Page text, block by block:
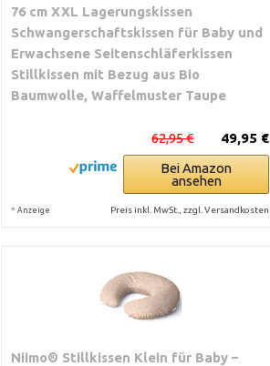
76 cm XXL Lagerungskissen
Schwangerschaftskissen für Baby und
Erwachsene Seitenschläferkissen
Stillkissen mit Bezug aus Bio
Baumwolle, Waffelmuster Taupe
49,95 €
62,95 €
Bei Amazon
ansehen
* Anzeige Preis inkl. MwSt., zzgl. Versandkosten
Niimo® Stillkissen Klein für Baby –